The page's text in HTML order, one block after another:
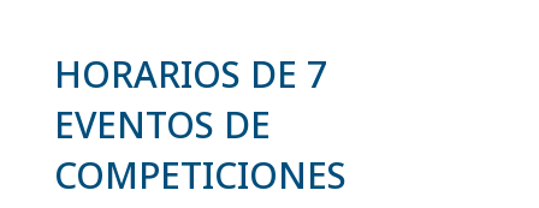
HORARIOS DE 7
EVENTOS DE
COMPETICIONES